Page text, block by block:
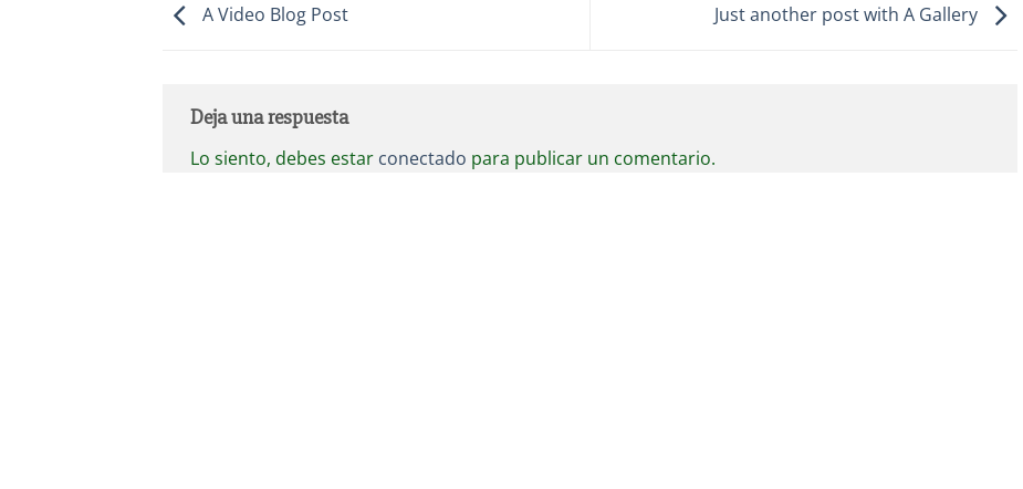
A Video Blog Post Just another post with A Gallery
Deja una respuesta
Lo siento, debes estar conectado para publicar un comentario.